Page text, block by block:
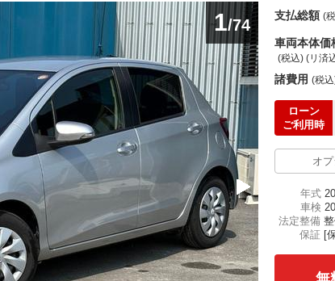
1/74
支払総額 (
車両本体価
(税込) (リ済
諸費用 (税
ローン
ご利用時
オ
年式
車検
法定整備
保証 [